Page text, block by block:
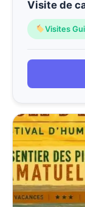
Visite de
Visites